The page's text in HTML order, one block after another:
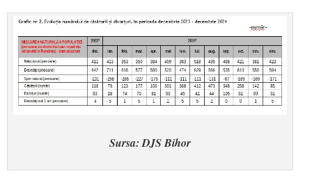
Sursa: DJS Bihor